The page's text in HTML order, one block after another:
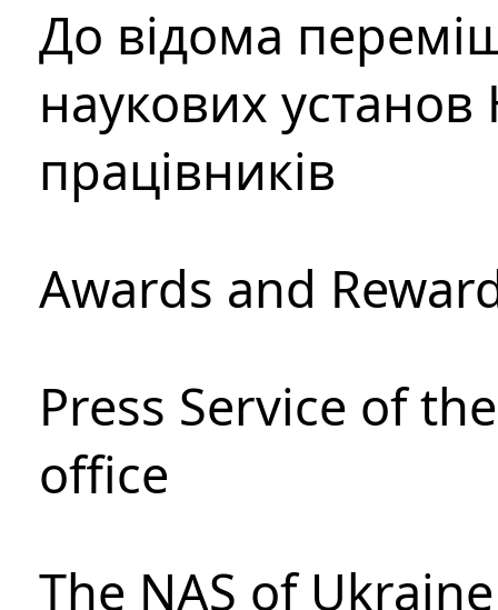
До відома
наукових установ
працівників
Awards and
Press Service of
office
The NAS of